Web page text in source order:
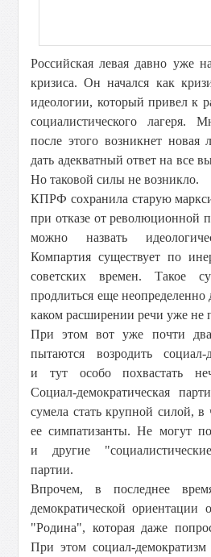
Российская левая давно уже
кризиса. Он начался как
идеологии, который привел к
социалистического лагеря.
после этого возникнет новая
дать адекватный ответ на все
Но таковой силы не возникло.
КПРФ сохранила старую
при отказе от революционной
можно назвать
Компартия существует по
советских времен. Такое
продлиться еще
каком расширении речи уже не
При этом вот уже почти
пытаются возродить
и тут особо похвастать
Социал-демократическая
сумела стать крупной силой,
ее симпатизанты. Не могут
и другие
партии.
Впрочем, в последнее
демократической ориентации
"Родина", которая даже
При этом социал-